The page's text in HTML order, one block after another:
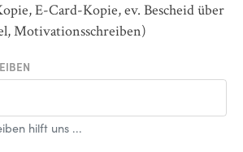
E-Card-Kopie, ev. Bescheid über
Motivationsschreiben)
hilft uns ...